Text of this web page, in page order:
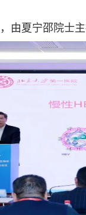
由夏宁邵院士